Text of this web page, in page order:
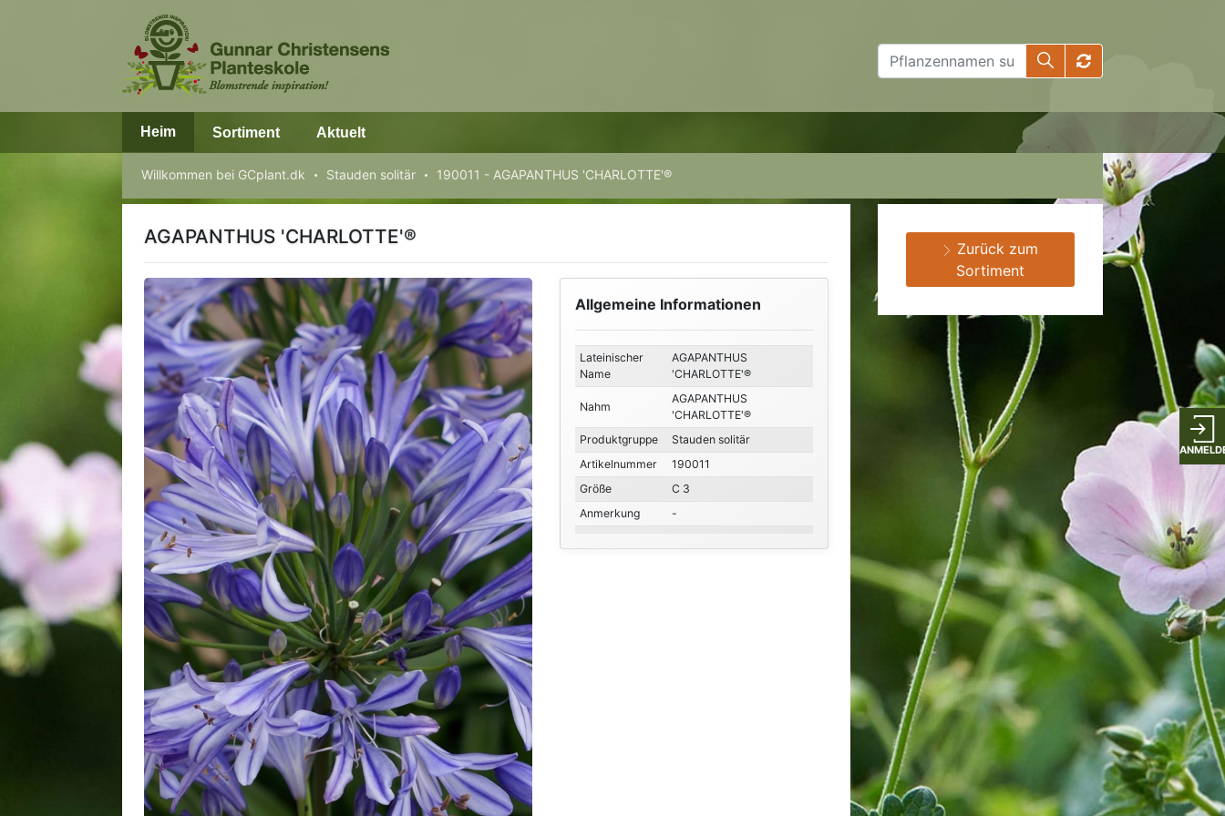
Heim Sortiment Aktuelt
Willkommen bei GCplant.dk Stauden solitär 190011 - AGAPANTHUS 'CHARLOTTE'®
AGAPANTHUS 'CHARLOTTE'®
Allgemeine Informationen
Lateinischer
Name
AGAPANTHUS
'CHARLOTTE'®
Nahm
AGAPANTHUS
'CHARLOTTE'®
Produktgruppe
Stauden solitär
Artikelnummer
190011
Größe
C 3
Anmerkung
-
Zurück zum
Sortiment